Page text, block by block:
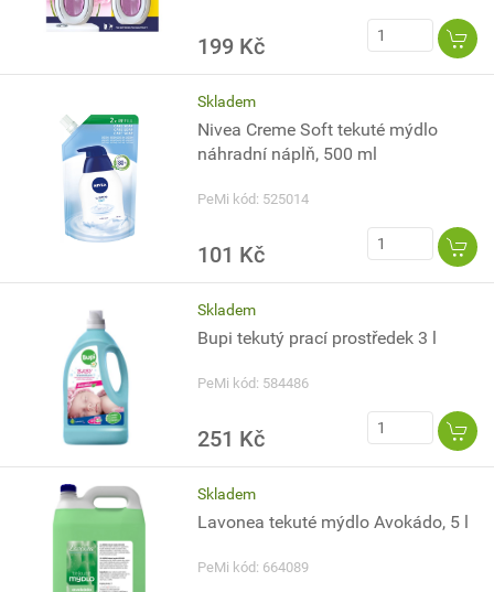
199 Kč
Skladem
Nivea Creme Soft tekuté mýdlo
náhradní náplň, 500 ml
PeMi kód: 525014
101 Kč
Skladem
Bupi tekutý prací prostředek 3 l
PeMi kód: 584486
251 Kč
Skladem
Lavonea tekuté mýdlo Avokádo, 5 l
PeMi kód: 664089